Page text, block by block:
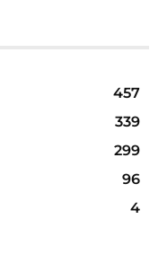
457
339
299
96
4